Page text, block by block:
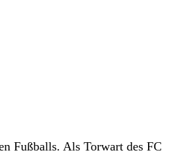
Fußballs. Als Torwart des FC